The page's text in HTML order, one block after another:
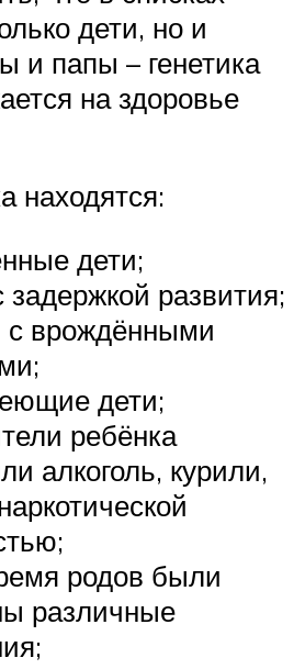
дети, но и
и папы – генетика
на здоровье
находятся:
дети;
развития;
с врождёнными
дети;
ребёнка
алкоголь, курили,
родов были
различные